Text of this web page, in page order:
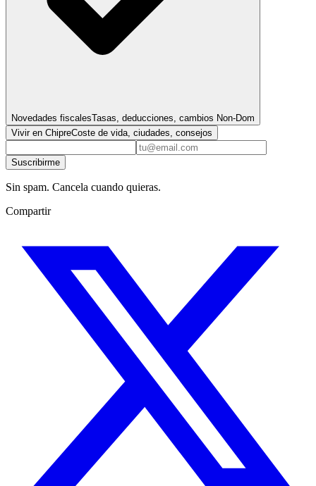
Novedades fiscalesTasas, deducciones, cambios Non-Dom
Vivir en ChipreCoste de vida, ciudades, consejos
Suscribirme
Sin spam. Cancela cuando quieras.
Compartir